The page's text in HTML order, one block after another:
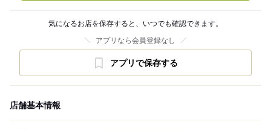
気になるお店を保存すると、いつでも確認できます。
アプリなら会員登録なし
アプリで保存する
店舗基本情報